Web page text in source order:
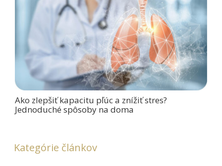
Ako zlepšiť kapacitu pľúc a znížiť stres?
Jednoduché spôsoby na doma
Kategórie článkov